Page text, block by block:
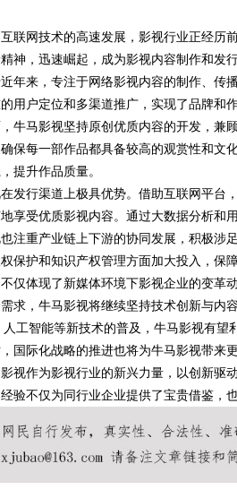
联网技术的高速发展，影视行业正经历
神，迅速崛起，成为影视内容制作和发
年来，专注于网络影视内容的制作、传
用户定位和多渠道推广，实现了品牌和
牛马影视坚持原创优质内容的开发，兼
保每一部作品都具备较高的观赏性和文
提升作品质量。
发行渠道上极具优势。借助互联网平台
享受优质影视内容。通过大数据分析和
注重产业链上下游的协同发展，积极涉
保护和知识产权管理方面加大投入，保
仅体现了新媒体环境下影视企业的变革
求，牛马影视将继续坚持技术创新与内
人工智能等新技术的普及，牛马影视有
国际化战略的推进也将为牛马影视带来
视作为影视行业的新兴力量，以创新驱
验不仅为同行业企业提供了宝贵借鉴，